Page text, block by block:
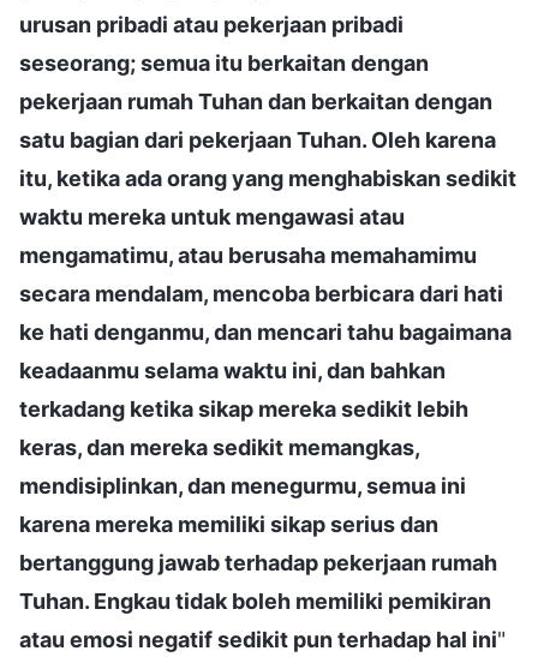
urusan pribadi atau pekerjaan pribadi
seseorang; semua itu berkaitan dengan
pekerjaan rumah Tuhan dan berkaitan dengan
satu bagian dari pekerjaan Tuhan. Oleh karena
itu, ketika ada orang yang menghabiskan sedikit
waktu mereka untuk mengawasi atau
mengamatimu, atau berusaha memahamimu
secara mendalam, mencoba berbicara dari hati
ke hati denganmu, dan mencari tahu bagaimana
keadaanmu selama waktu ini, dan bahkan
terkadang ketika sikap mereka sedikit lebih
keras, dan mereka sedikit memangkas,
mendisiplinkan, dan menegurmu, semua ini
karena mereka memiliki sikap serius dan
bertanggung jawab terhadap pekerjaan rumah
Tuhan. Engkau tidak boleh memiliki pemikiran
atau emosi negatif sedikit pun terhadap hal ini"